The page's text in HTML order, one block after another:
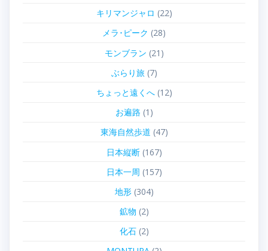
キリマンジャロ (22)
メラ･ピーク (28)
モンブラン (21)
ぶらり旅(7)
ちょっと遠くへ(12)
お遍路 (1)
東海自然歩道 (47)
日本縦断(167)
日本一周 (157)
地形(304)
鉱物 (2)
化石(2)